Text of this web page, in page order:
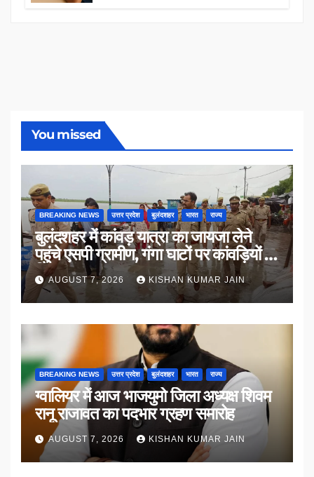
You missed
BREAKING NEWS उत्तर प्रदेश बुलंदशहर भारत राज्य
बुलंदशहर में कांवड़ यात्रा का जायजा लेने
पहुंचे एसपी ग्रामीण, गंगा घाटों पर कांवड़ियों से
किया संवाद
AUGUST 7, 2026 KISHAN KUMAR JAIN
BREAKING NEWS उत्तर प्रदेश बुलंदशहर भारत राज्य
ग्वालियर में आज भाजयुमो जिला अध्यक्ष शिवम
रानू राजावत का पदभार ग्रहण समारोह
AUGUST 7, 2026 KISHAN KUMAR JAIN